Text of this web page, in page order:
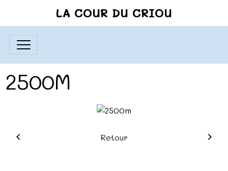
LA COUR DU CRIOU
2500M
Retour